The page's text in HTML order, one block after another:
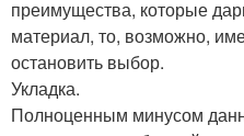
преимущества, которые
материал, то, возможно,
остановить выбор.
Укладка.
Полноценным минусом